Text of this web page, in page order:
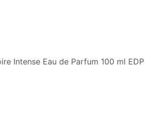
Intense Eau de Parfum 100 ml EDP